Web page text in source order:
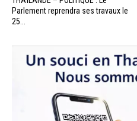
Parlement reprendra ses travaux le
25...